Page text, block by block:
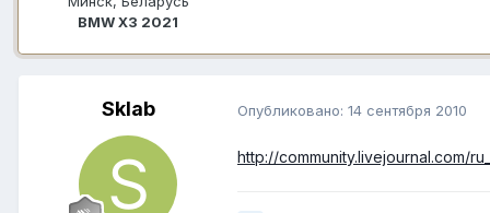
BMW X3 2021
Sklab Опубликовано: 14 сентября 2010
http://community.livejournal.com/